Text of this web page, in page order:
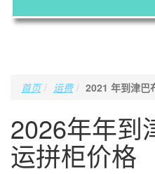
首页 运费 2021 年到津巴
2026年年到
运拼柜价格